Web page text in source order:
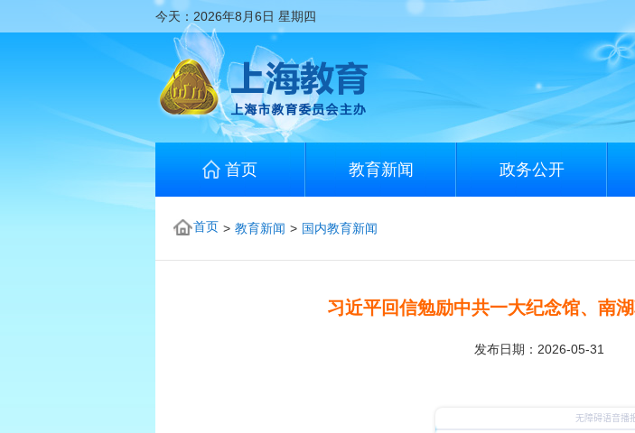
今天： 2026年8月6日 星期四
首页 教育新闻 政务公开
首页 > 教育新闻 > 国内教育新闻
习近平回信勉励中共一大纪念馆、南
发布日期：2026-05-31